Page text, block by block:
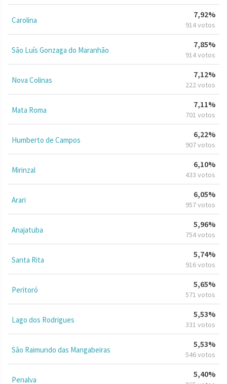
Carolina
7,92%
914 votos
São Luís Gonzaga do Maranhão
7,85%
914 votos
Nova Colinas
7,12%
222 votos
Mata Roma
7,11%
701 votos
Humberto de Campos
6,22%
907 votos
Mirinzal
6,10%
433 votos
Arari
6,05%
957 votos
Anajatuba
5,96%
754 votos
Santa Rita
5,74%
916 votos
Peritoró
5,65%
571 votos
Lago dos Rodrigues
5,53%
331 votos
São Raimundo das Mangabeiras
5,53%
546 votos
Penalva
5,40%